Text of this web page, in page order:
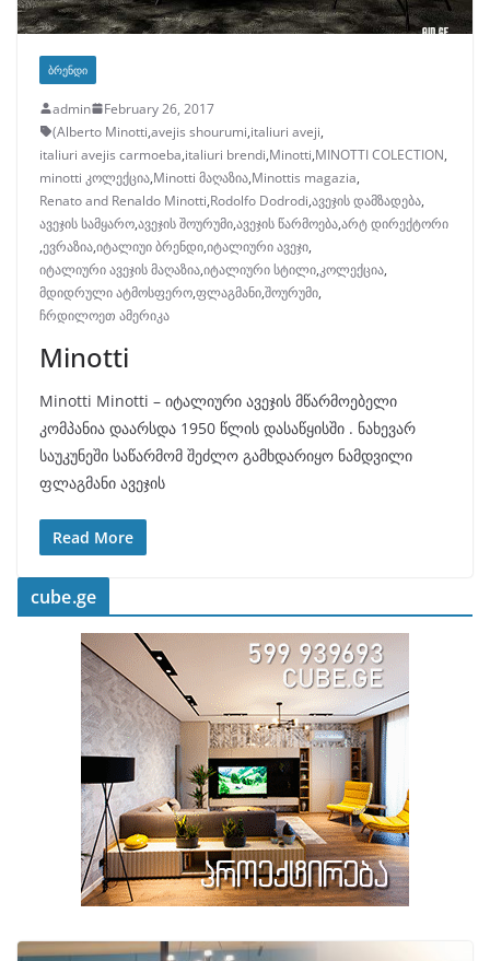
ᲑᲠᲔᲜᲓᲘ
admin
February 26, 2017
(Alberto Minotti,avejis shourumi,italiuri aveji,
italiuri avejis carmoeba,italiuri brendi,Minotti,MINOTTI COLECTION,
minotti კოლექცია,Minotti მაღაზია,Minottis magazia,
Renato and Renaldo Minotti,Rodolfo Dodrodi,ავეჯის დამზადება,
ავეჯის სამყარო,ავეჯის შოურუმი,ავეჯის წარმოება,არტ დირექტორი
,ევრაზია,იტალიუი ბრენდი,იტალიური ავეჯი,
იტალიური ავეჯის მაღაზია,იტალიური სტილი,კოლექცია,
მდიდრული ატმოსფერო,ფლაგმანი,შოურუმი,
ჩრდილოეთ ამერიკა
Minotti
Minotti Minotti – იტალიური ავეჯის მწარმოებელი
კომპანია დაარსდა 1950 წლის დასაწყისში . ნახევარ
საუკუნეში საწარმომ შეძლო გამხდარიყო ნამდვილი
ფლაგმანი ავეჯის
Read More
cube.ge